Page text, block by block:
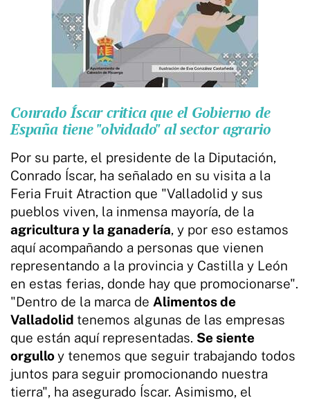
Conrado Íscar critica que el Gobierno de
España tiene "olvidado" al sector agrario
Por su parte, el presidente de la Diputación,
Conrado Íscar, ha señalado en su visita a la
Feria Fruit Atraction que "Valladolid y sus
pueblos viven, la inmensa mayoría, de la
agricultura y la ganadería, y por eso estamos
aquí acompañando a personas que vienen
representando a la provincia y Castilla y León
en estas ferias, donde hay que promocionarse".
"Dentro de la marca de Alimentos de
Valladolid tenemos algunas de las empresas
que están aquí representadas. Se siente
orgulloy tenemos que seguir trabajando todos
juntos para seguir promocionando nuestra
tierra", ha asegurado Íscar. Asimismo, el